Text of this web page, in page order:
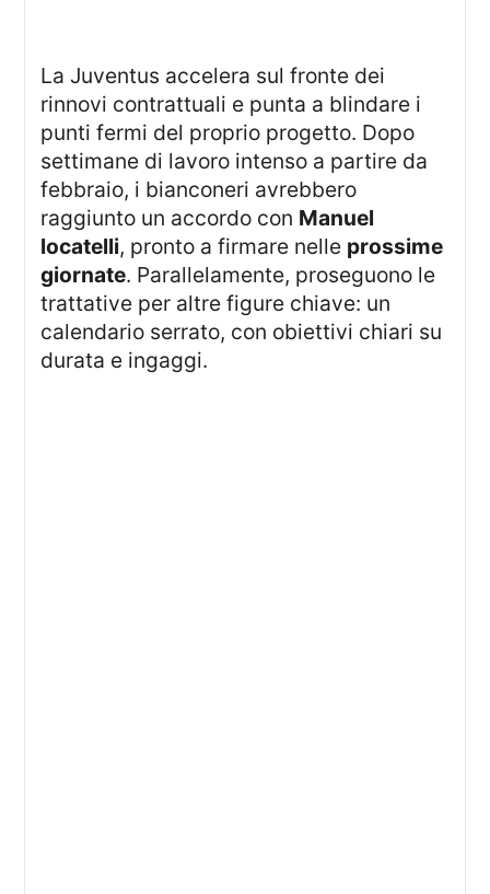
La Juventus accelera sul fronte dei
rinnovi contrattuali e punta a blindare i
punti fermi del proprio progetto. Dopo
settimane di lavoro intenso a partire da
febbraio, i bianconeri avrebbero
raggiunto un accordo con Manuel
locatelli, pronto a firmare nelle prossime
giornate. Parallelamente, proseguono le
trattative per altre figure chiave: un
calendario serrato, con obiettivi chiari su
durata e ingaggi.